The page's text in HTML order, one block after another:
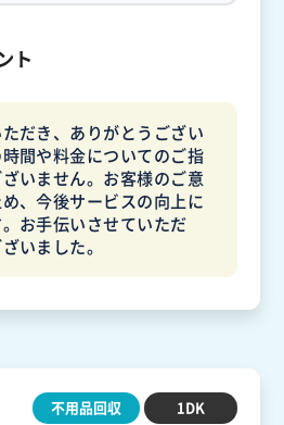
ト
だき、ありがとうござい
間や料金についてのご指
いません。お客様のご意
、今後サービスの向上に
お手伝いさせていただ
いました。
不用品回収 1DK